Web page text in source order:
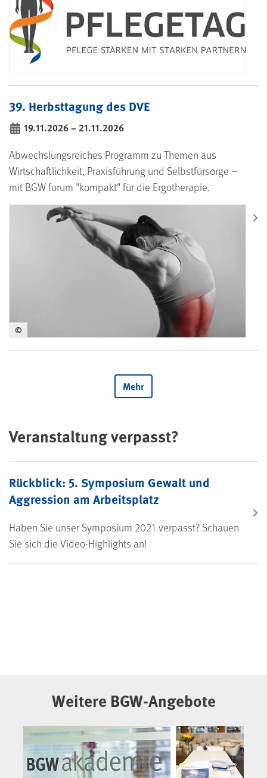
39. Herbsttagung des DVE
19.11.2026– 21.11.2026
Abwechslungsreiches Programm zu Themen aus
Wirtschaftlichkeit, Praxisführung und Selbstfürsorge –
mit BGW forum "kompakt" für die Ergotherapie.
©
Mehr
Veranstaltung verpasst?
Rückblick: 5. Symposium Gewalt und
Aggression am Arbeitsplatz
Haben Sie unser Symposium 2021 verpasst? Schauen
Sie sich die Video-Highlights an!
Weitere BGW-Angebote